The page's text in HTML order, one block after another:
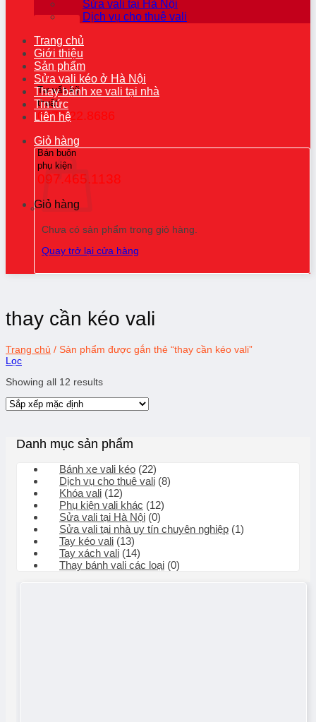
Tư vấn kỹ
thuật
0976.22.8686
Bán buôn
phụ kiện
097.465.1138
Giỏ hàng
Sửa vali tại Hà Nội
Dịch vụ cho thuê vali
Trang chủ
Giới thiệu
Sản phẩm
Sửa vali kéo ở Hà Nội
Thay bánh xe vali tại nhà
Tin tức
Liên hệ
Giỏ hàng
Chưa có sản phẩm trong giỏ hàng.
Quay trở lại cửa hàng
thay cần kéo vali
Trang chủ / Sản phẩm được gắn thẻ “thay cần kéo vali”
Lọc
Showing all 12 results
Danh mục sản phẩm
Bánh xe vali kéo (22)
Dịch vụ cho thuê vali (8)
Khóa vali (12)
Phụ kiện vali khác (12)
Sửa vali tại Hà Nội (0)
Sửa vali tại nhà uy tín chuyên nghiệp (1)
Tay kéo vali (13)
Tay xách vali (14)
Thay bánh vali các loại (0)